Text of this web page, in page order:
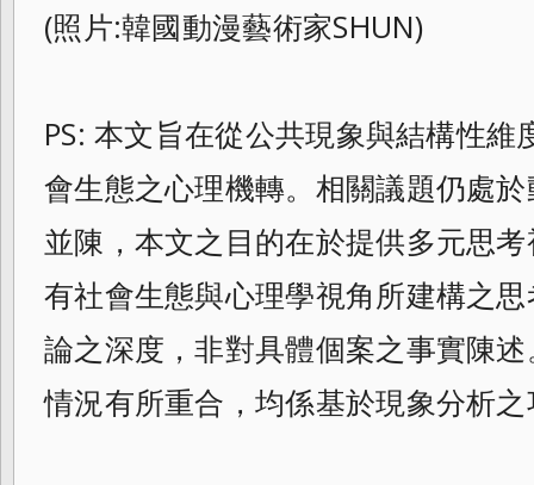
(照片:韓國動漫藝術家SHUN)
PS: 本文旨在從公共現象與結構性
會生態之心理機轉。相關議題仍處
並陳，本文之目的在於提供多元思
有社會生態與心理學視角所建構之
論之深度，非對具體個案之事實陳
情況有所重合，均係基於現象分析